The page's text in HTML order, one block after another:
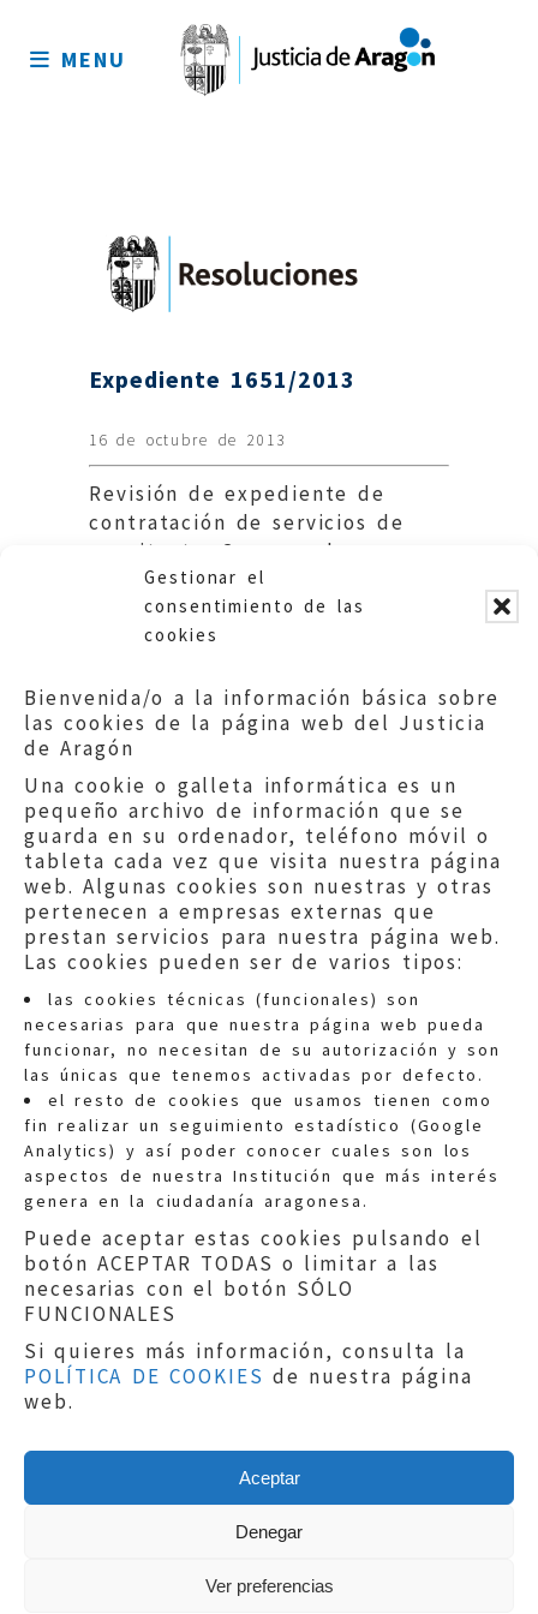
Gestionar el
consentimiento de las
cookies
Bienvenida/o a la información básica sobre
las cookies de la página web del Justicia
de Aragón
Una cookie o galleta informática es un
pequeño archivo de información que se
guarda en su ordenador, teléfono móvil o
tableta cada vez que visita nuestra página
web. Algunas cookies son nuestras y otras
pertenecen a empresas externas que
prestan servicios para nuestra página web.
Las cookies pueden ser de varios tipos:
las cookies técnicas (funcionales) son
necesarias para que nuestra página web pueda
funcionar, no necesitan de su autorización y son
las únicas que tenemos activadas por defecto.
el resto de cookies que usamos tienen como
fin realizar un seguimiento estadístico (Google
Analytics) y así poder conocer cuales son los
aspectos de nuestra Institución que más interés
genera en la ciudadanía aragonesa.
Puede aceptar estas cookies pulsando el
botón ACEPTAR TODAS o limitar a las
necesarias con el botón SÓLO
FUNCIONALES
Si quieres más información, consulta la
POLÍTICA DE COOKIES de nuestra página
web.
Aceptar
Denegar
Ver preferencias
sitio
MENU
Expediente 1651/2013
16 de octubre de 2013
Revisión de expediente de
contratación de servicios de
arquitecto. Comarca de
Belchite.
Quejas:quejas@eljusticiadearagon.es
Información general:
informacion@eljusticiadearagon.es
Teléfonos:900 210 210/
Aviso legal|Política de privacidad|
Protección de Datos
Política de cookies
Copyright © 2019El Justicia de Aragón|
Sephor Consulting